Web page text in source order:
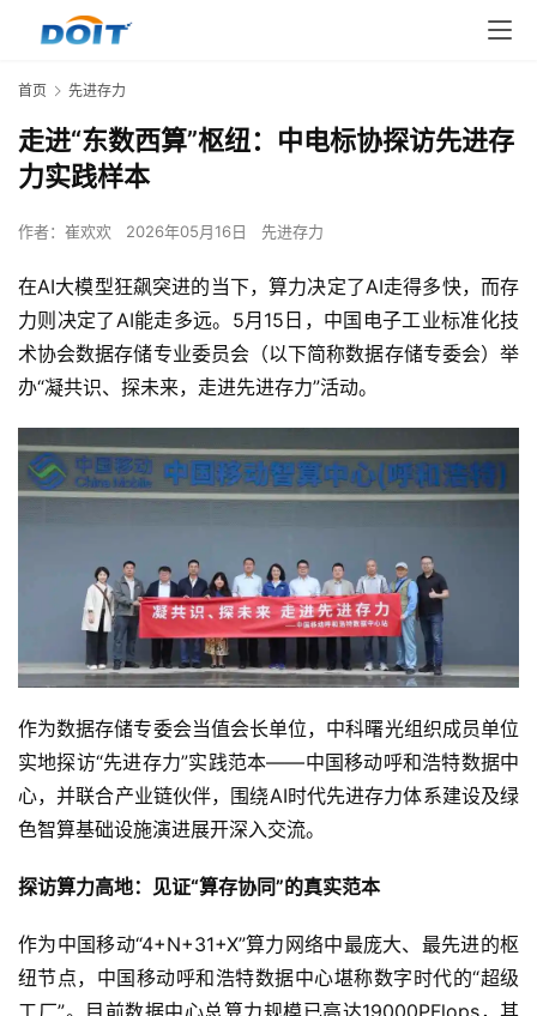
首页 先进存力
走进“东数西算”枢纽：中电标协探访先进存
力实践样本
作者： 崔欢欢 2026年05月16日 先进存力
在AI大模型狂飙突进的当下，算力决定了AI走得多快，而存
力则决定了AI能走多远。5月15日，中国电子工业标准化技
术协会数据存储专业委员会（以下简称数据存储专委会）举
办“凝共识、探未来，走进先进存力”活动。
作为数据存储专委会当值会长单位，中科曙光组织成员单位
实地探访“先进存力”实践范本——中国移动呼和浩特数据中
心，并联合产业链伙伴，围绕AI时代先进存力体系建设及绿
色智算基础设施演进展开深入交流。
探访算力高地：见证“算存协同”的真实范本
作为中国移动“4+N+31+X”算力网络中最庞大、最先进的枢
纽节点，中国移动呼和浩特数据中心堪称数字时代的“超级